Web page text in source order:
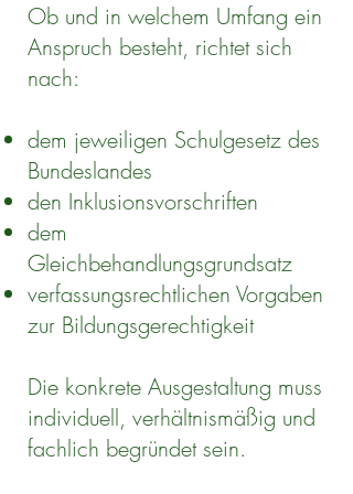
Ob und in welchem Umfang ein
Anspruch besteht, richtet sich
nach:
dem jeweiligen Schulgesetz des
Bundeslandes
den Inklusionsvorschriften
dem
Gleichbehandlungsgrundsatz
verfassungsrechtlichen Vorgaben
zur Bildungsgerechtigkeit
Die konkrete Ausgestaltung muss
individuell, verhältnismäßig und
fachlich begründet sein.